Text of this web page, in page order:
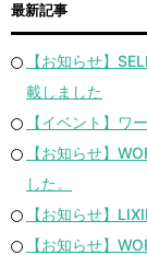
最新記事
【お知らせ】
載しました
【イベント】ワ
【お知らせ】
した。
【お知らせ】
【お知らせ】